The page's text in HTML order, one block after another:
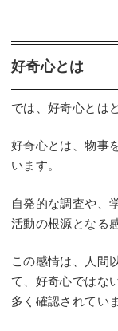
好奇心とは
では、好奇心とは
好奇心とは、物事
います。
自発的な調査や、
活動の根源となる
この感情は、人間
て、好奇心ではな
多く確認されてい